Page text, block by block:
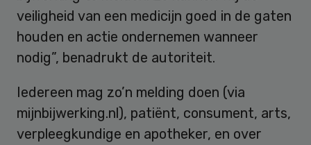
veiligheid van een medicijn goed in de gaten
houden en actie ondernemen wanneer
nodig”, benadrukt de autoriteit.
Iedereen mag zo’n melding doen (via
mijnbijwerking.nl), patiënt, consument, arts,
verpleegkundige en apotheker, en over